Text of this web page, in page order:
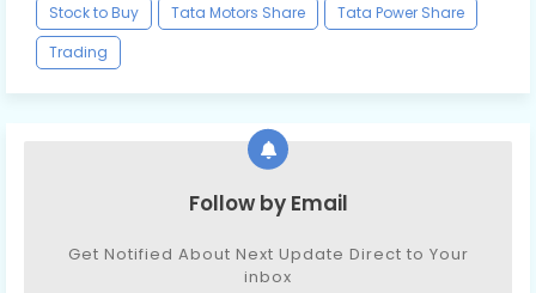
Stock to Buy
Tata Motors Share
Tata Power Share
Trading
Follow by Email
Get Notified About Next Update Direct to Your
inbox